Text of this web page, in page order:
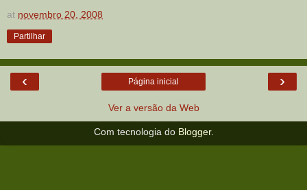
at novembro 20, 2008
Partilhar
‹ ›
Página inicial
Ver a versão da Web
Com tecnologia do Blogger.